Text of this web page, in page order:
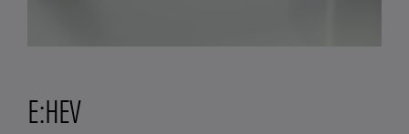
E:HEV